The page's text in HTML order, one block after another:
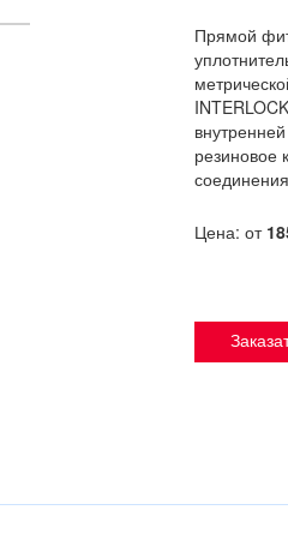
Прямой
резиновое
Цена: от